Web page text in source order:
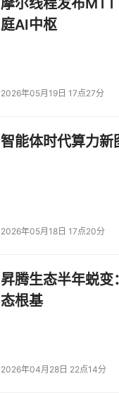
摩尔线程发布
庭AI中枢
2026年05月19日 17点27分
智能体时代算力新
2026年05月18日 17点20分
昇腾生态半年蜕
态根基
2026年04月28日 22点14分